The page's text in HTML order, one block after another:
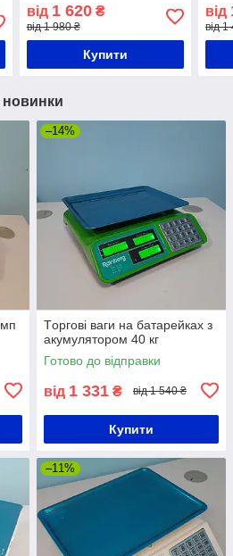
від 1 620₴
від 1 980 ₴
Купити
від
від
новинки
–14%
Тoргoві ваги на бaтapeйкaх з
акумулятором 40 кг
Готово до відправки
від 1 331 ₴ від 1 540 ₴
Купити
–11%